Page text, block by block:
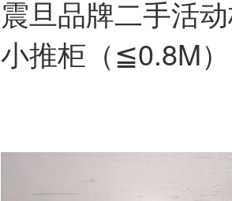
震旦品牌二手活
小推柜（≦0.8M